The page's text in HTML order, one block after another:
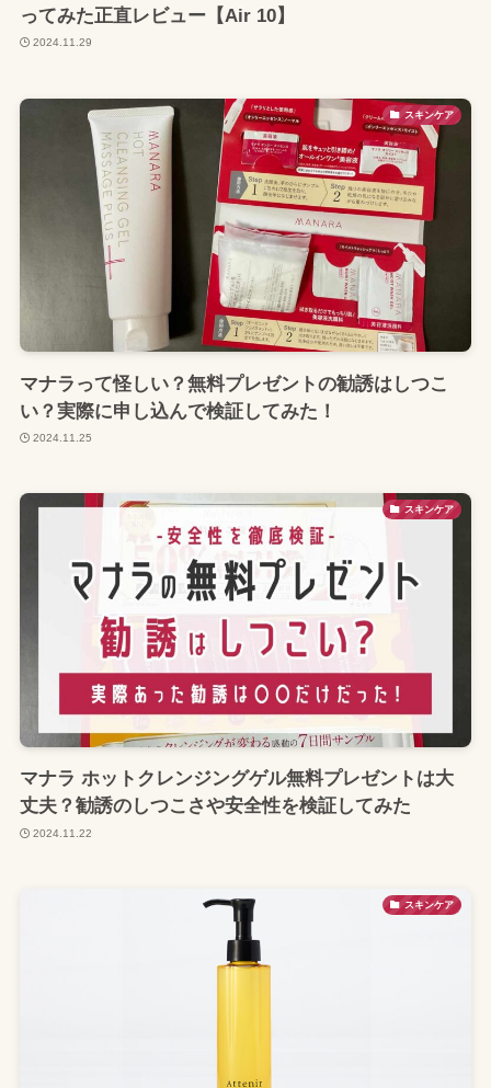
ってみた正直レビュー【Air 10】
2024.11.29
スキンケア
マナラって怪しい？無料プレゼントの勧誘はしつこ
い？実際に申し込んで検証してみた！
2024.11.25
スキンケア
マナラ ホットクレンジングゲル無料プレゼントは大
丈夫？勧誘のしつこさや安全性を検証してみた
2024.11.22
スキンケア